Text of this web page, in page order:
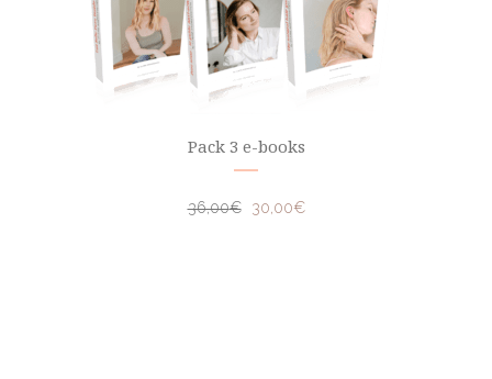
Pack 3 e-books
36,00€ 30,00€